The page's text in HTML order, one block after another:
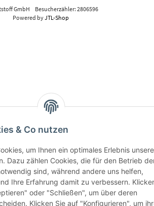
GmbH
Besucherzähler: 2806596
Powered byJTL-Shop
& Co nutzen
um Ihnen ein optimales Erlebnis
Dazu zählen Cookies, die für den Betrieb
sind, während andere uns helfen,
Ihre Erfahrung damit zu verbessern.
oder "Schließen", um über deren
Klicken Sie auf "Konfigurieren", um